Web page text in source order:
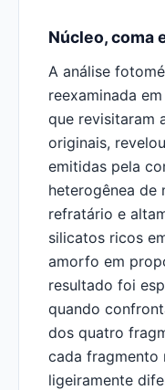
Núcleo, coma
A análise
reexaminada
que revisitaram
originais,
emitidas pela
heterogênea de
refratário e
silicatos ricos
amorfo em
resultado foi
quando
dos quatro
cada fragmento
ligeiramente